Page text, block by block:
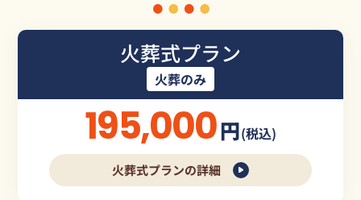
火葬式プラン
火葬のみ
195,000円(税込)
火葬式プランの詳細